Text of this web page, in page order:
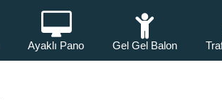
Ayaklı Pano Gel Gel Balon